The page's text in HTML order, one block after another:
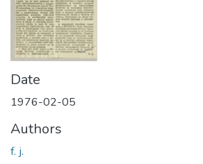
Date
1976-02-05
Authors
f. j.